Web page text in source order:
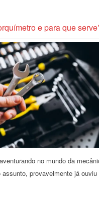
e para que
no mundo da
provavelmente já ouviu